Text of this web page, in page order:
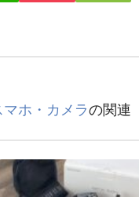
ホ・カメラの関連